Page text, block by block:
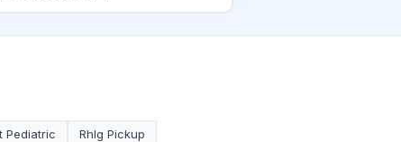
Pediatric RhIg Pickup